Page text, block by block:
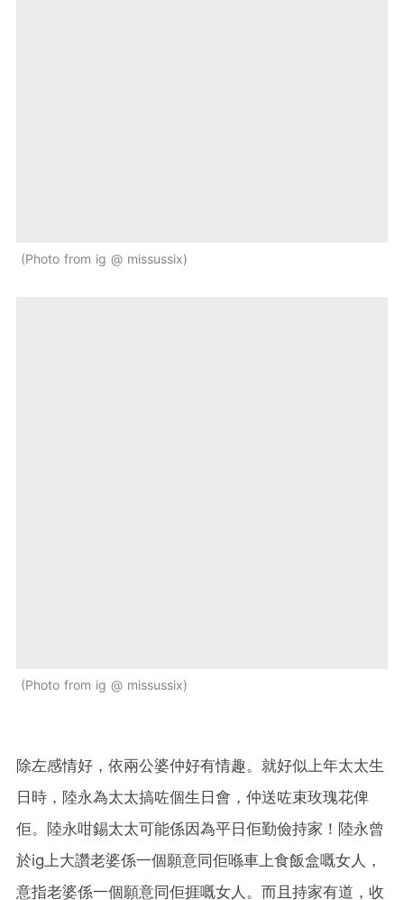
Photo from ig @ missussix
Photo from ig @ missussix
除左感情好，依兩公婆仲好有情趣。就好似上年太太生
日時，陸永為太太搞咗個生日會，仲送咗束玫瑰花俾
佢。陸永咁錫太太可能係因為平日佢勤儉持家！陸永曾
於ig上大讚老婆係一個願意同佢喺車上食飯盒嘅女人，
意指老婆係一個願意同佢捱嘅女人。而且持家有道，收